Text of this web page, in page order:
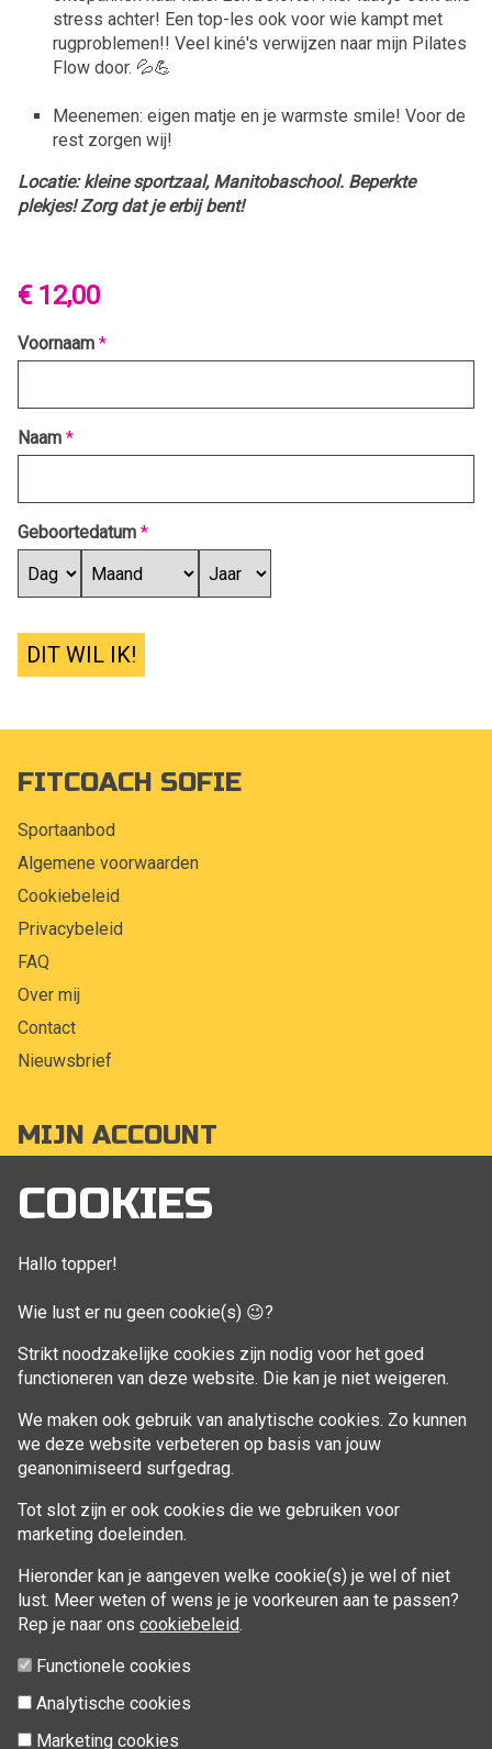
COOKIES
Hallo topper!
Wie lust er nu geen cookie(s) 😉?
Strikt noodzakelijke cookies zijn nodig voor het goed
functioneren van deze website. Die kan je niet weigeren.
We maken ook gebruik van analytische cookies. Zo kunnen
we deze website verbeteren op basis van jouw
geanonimiseerd surfgedrag.
Tot slot zijn er ook cookies die we gebruiken voor
marketing doeleinden.
Hieronder kan je aangeven welke cookie(s) je wel of niet
lust. Meer weten of wens je je voorkeuren aan te passen?
Rep je naar ons cookiebeleid.
Functionele cookies
Analytische cookies
Marketing cookies
stress achter! Een top-les ook voor wie kampt met
rugproblemen!! Veel kiné's verwijzen naar mijn Pilates
Flow door. 💦💪
Meenemen: eigen matje en je warmste smile! Voor de
rest zorgen wij!
Locatie: kleine sportzaal, Manitobaschool. Beperkte
plekjes! Zorg dat je erbij bent!
€ 12,00
Voornaam *
Naam *
Geboortedatum *
DIT WIL IK!
FITCOACH SOFIE
Sportaanbod
Algemene voorwaarden
Cookiebeleid
Privacybeleid
FAQ
Over mij
Contact
Nieuwsbrief
MIJN ACCOUNT
Mijn account
Bestellingen
Aankoop beheren
VOLG MIJ
Facebook
© 2026 Fitcoach Sofie | Sportsessies regio Brugge |